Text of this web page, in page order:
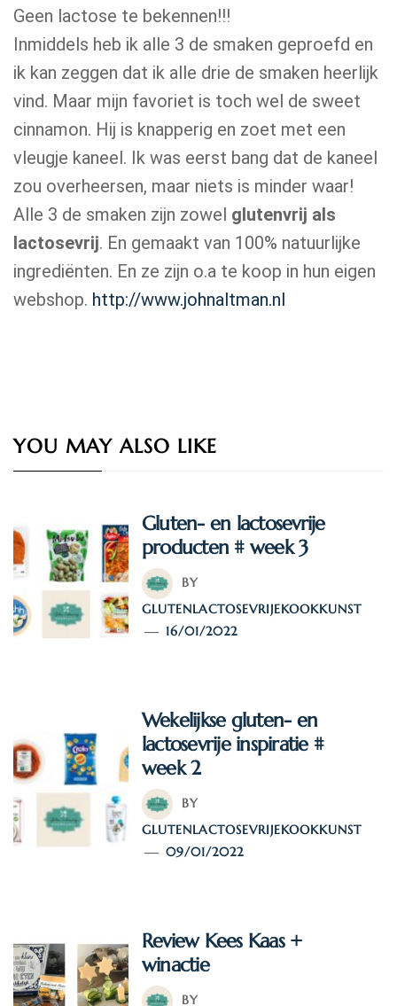
Geen lactose te bekennen!!!
Inmiddels heb ik alle 3 de smaken geproefd en
ik kan zeggen dat ik alle drie de smaken heerlijk
vind. Maar mijn favoriet is toch wel de sweet
cinnamon. Hij is knapperig en zoet met een
vleugje kaneel. Ik was eerst bang dat de kaneel
zou overheersen, maar niets is minder waar!
Alle 3 de smaken zijn zowel glutenvrij als
lactosevrij. En gemaakt van 100% natuurlijke
ingrediënten. En ze zijn o.a te koop in hun eigen
webshop. http://www.johnaltman.nl
YOU MAY ALSO LIKE
Gluten- en lactosevrije
producten # week 3
BY
GLUTENLACTOSEVRIJEKOOKKUNST
16/01/2022
Wekelijkse gluten- en
lactosevrije inspiratie #
week 2
BY
GLUTENLACTOSEVRIJEKOOKKUNST
09/01/2022
Review Kees Kaas +
winactie
BY